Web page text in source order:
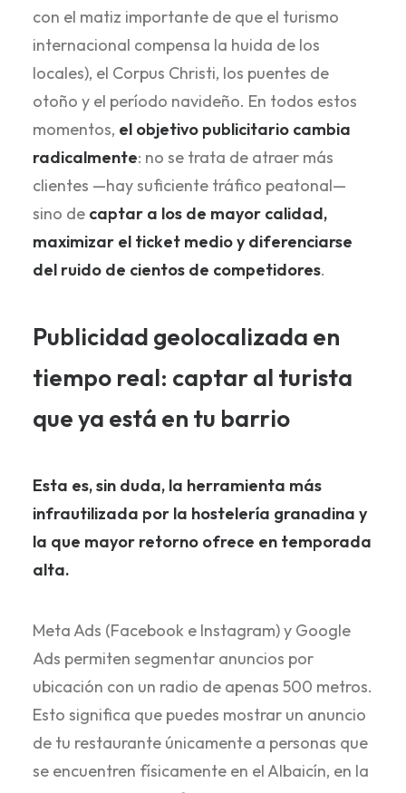
con el matiz importante de que el turismo
internacional compensa la huida de los
locales), el Corpus Christi, los puentes de
otoño y el período navideño. En todos estos
momentos, el objetivo publicitario cambia
radicalmente: no se trata de atraer más
clientes —hay suficiente tráfico peatonal—
sino de captar a los de mayor calidad,
maximizar el ticket medio y diferenciarse
del ruido de cientos de competidores.
Publicidad geolocalizada en
tiempo real: captar al turista
que ya está en tu barrio
Esta es, sin duda, la herramienta más
infrautilizada por la hostelería granadina y
la que mayor retorno ofrece en temporada
alta.
Meta Ads (Facebook e Instagram) y Google
Ads permiten segmentar anuncios por
ubicación con un radio de apenas 500 metros.
Esto significa que puedes mostrar un anuncio
de tu restaurante únicamente a personas que
se encuentren físicamente en el Albaicín, en la